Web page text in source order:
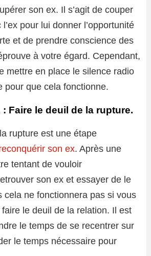
son ex. Il s’agit de couper
pour lui donner l’opportunité
et de prendre conscience des
à votre égard. Cependant,
mettre en place le silence radio
pour que cela fonctionne.
: Faire le deuil de la rupture.
rupture est une étape
son ex. Après une
tentant de vouloir
son ex et essayer de le
cela ne fonctionnera pas si vous
faire le deuil de la relation. Il est
le temps de se recentrer sur
le temps nécessaire pour